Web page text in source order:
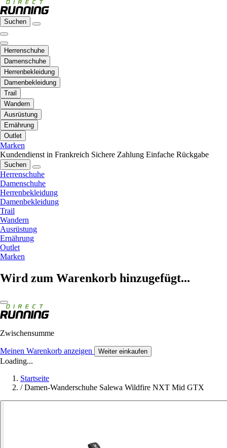
Suchen
Herrenschuhe
Damenschuhe
Herrenbekleidung
Damenbekleidung
Trail
Wandern
Ausrüstung
Ernährung
Outlet
Marken
Kundendienst in Frankreich Sichere Zahlung Einfache Rückgabe
Suchen
Herrenschuhe
Damenschuhe
Herrenbekleidung
Damenbekleidung
Trail
Wandern
Ausrüstung
Ernährung
Outlet
Marken
Wird zum Warenkorb hinzugefügt...
Zwischensumme
Meinen Warenkorb anzeigen Weiter einkaufen
Loading...
Startseite
/ Damen-Wanderschuhe Salewa Wildfire NXT Mid GTX